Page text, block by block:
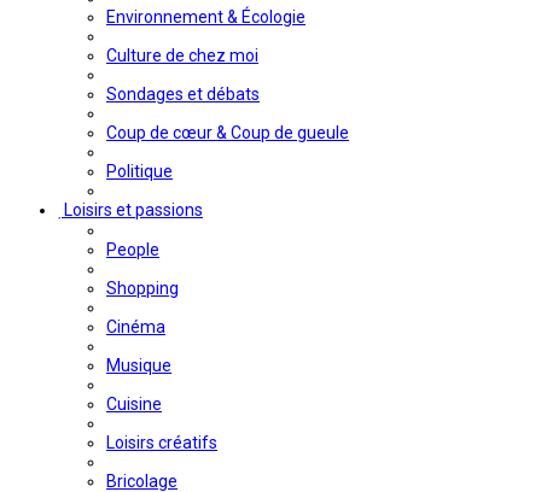
Environnement & Écologie
Culture de chez moi
Sondages et débats
Coup de cœur & Coup de gueule
Politique
Loisirs et passions
People
Shopping
Cinéma
Musique
Cuisine
Loisirs créatifs
Bricolage